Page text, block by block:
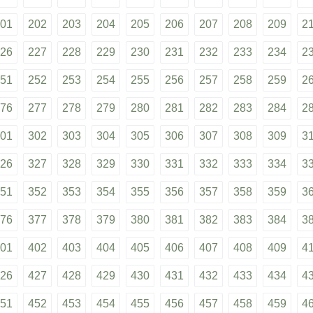
202 203 204 205 206 207 208 209
227 228 229 230 231 232 233 234
252 253 254 255 256 257 258 259
277 278 279 280 281 282 283 284
302 303 304 305 306 307 308 309
327 328 329 330 331 332 333 334
352 353 354 355 356 357 358 359
377 378 379 380 381 382 383 384
402 403 404 405 406 407 408 409
427 428 429 430 431 432 433 434
452 453 454 455 456 457 458 459